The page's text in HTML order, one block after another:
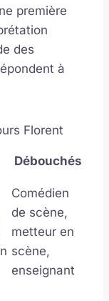
première
des
à
Florent
Débouchés
Comédien
de scène,
metteur en
scène,
enseignant